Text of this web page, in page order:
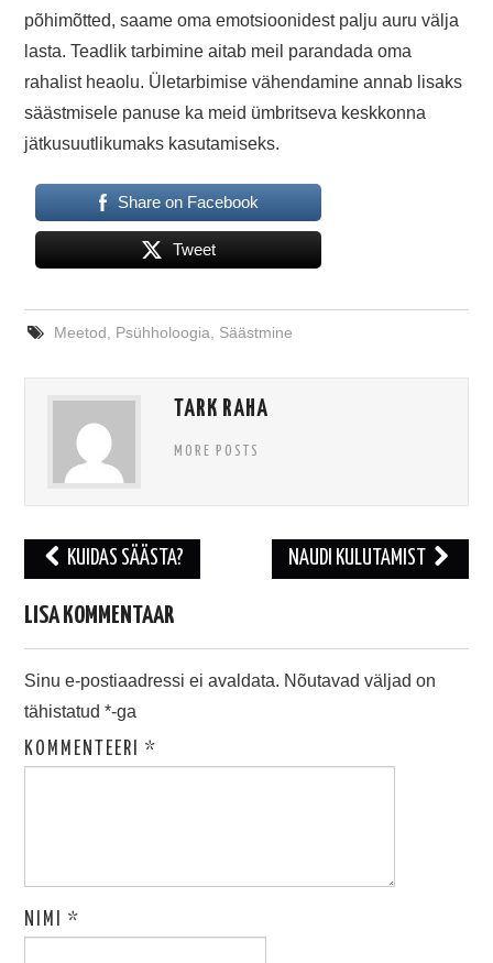
põhimõtted, saame oma emotsioonidest palju auru välja
lasta. Teadlik tarbimine aitab meil parandada oma
rahalist heaolu. Ületarbimise vähendamine annab lisaks
säästmisele panuse ka meid ümbritseva keskkonna
jätkusuutlikumaks kasutamiseks.
Share on Facebook
Tweet
Meetod Psühholoogia Säästmine
TARK RAHA
MORE POSTS
Post
navigation
KUIDAS SÄÄSTA? NAUDI KULUTAMIST
LISA KOMMENTAAR
Sinu e-postiaadressi ei avaldata. Nõutavad väljad on
tähistatud*-ga
KOMMENTEERI*
NIMI*